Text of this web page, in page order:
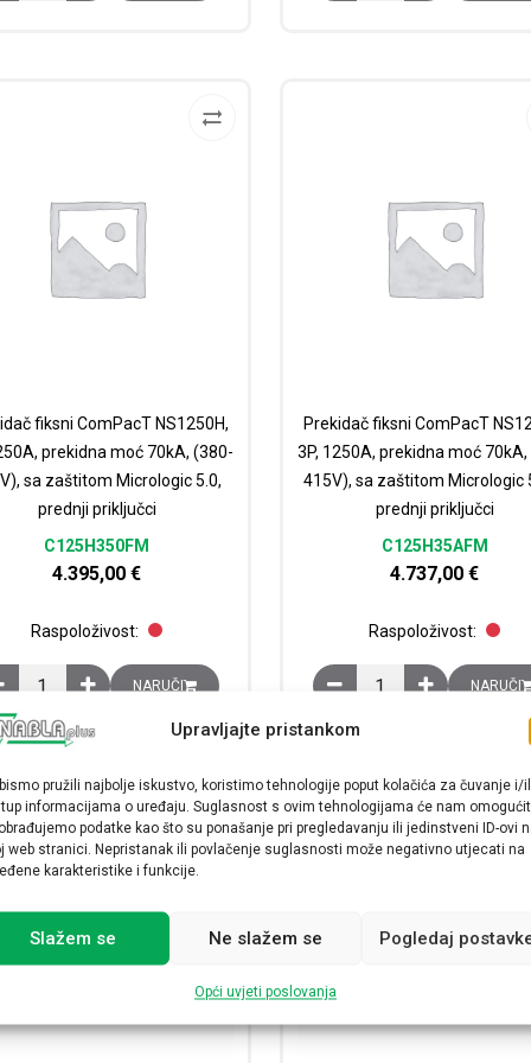
Upravljajte pristankom
pružili najbolje iskustvo, koristimo tehnologije poput kolačića za čuvanje i/
informacijama o uređaju. Suglasnost s ovim tehnologijama će nam
podatke kao što su ponašanje pri pregledavanju ili jedinstveni ID-ovi
web stranici. Nepristanak ili povlačenje suglasnosti može negativno utjecati na
karakteristike i funkcije.
Slažem se Ne slažem se Pogledaj
Opći uvjeti poslovanja
fiksni ComPacT NS1250H,
prekidna moć 70kA, (380-
sa zaštitom Micrologic 5.0,
prednji priključci
C125H350FM
4.395,00 €
Raspoloživost:
Prekidač fiksni ComPacT NS1250H, 3P, 1250A, prekidna moć
NARUČI
Prekidač fiksni ComPacT
3P, 1250A, prekidna moć
415V), sa zaštitom Micrologic
prednji priključci
C125H35AFM
4.737,00 €
Raspoloživost:
Prekidač fiksniNARUČI